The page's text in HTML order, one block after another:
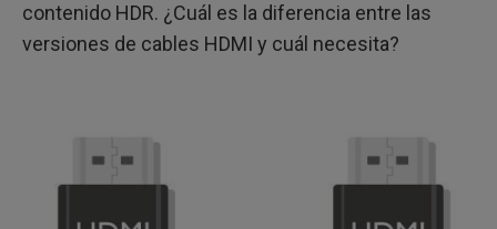
contenido HDR. ¿Cuál es la diferencia entre las
versiones de cables HDMI y cuál necesita?